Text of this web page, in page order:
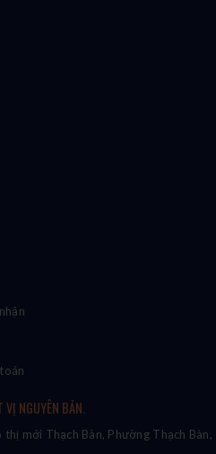
NGUYÊN BẢN.
mới Thạch Bàn, Phường Thạch Bàn,